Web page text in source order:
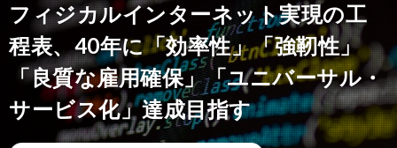
フィジカルインターネット実現の工
程表、40年に「効率性」「強靭性」
「良質な雇用確保」「ユニバーサル・
サービス化」達成目指す